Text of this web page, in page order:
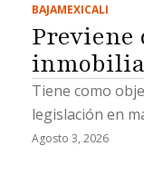
BAJAMEXICALI
Tiene como
legislación en
Agosto 3, 2026